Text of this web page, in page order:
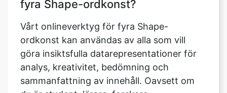
fyra Shape-ordkonst?
Vårt onlineverktyg för fyra Shape-
ordkonst kan användas av alla som vill
göra insiktsfulla datarepresentationer för
analys, kreativitet, bedömning och
sammanfattning av innehåll. Oavsett om